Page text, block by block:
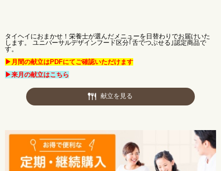
タイヘイにおまかせ！栄養士が選んだメニューを日替わりでお届けいた
します。 ユニバーサルデザインフード区分｢舌でつぶせる｣認定商品で
す。
▶月間の献立はPDFにてご確認いただけます
▶来月の献立はこちら
献立を見る